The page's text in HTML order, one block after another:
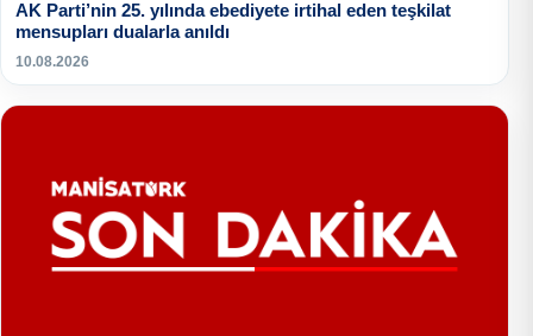
AK Parti’nin 25. yılında ebediyete irtihal eden teşkilat
mensupları dualarla anıldı
10.08.2026